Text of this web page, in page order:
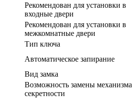
Рекомендован для установки в
входные двери
Рекомендован для установки в
межкомнатные двери
Тип ключа
Автоматическое запирание
Вид замка
Возможность замены механизма
секретности